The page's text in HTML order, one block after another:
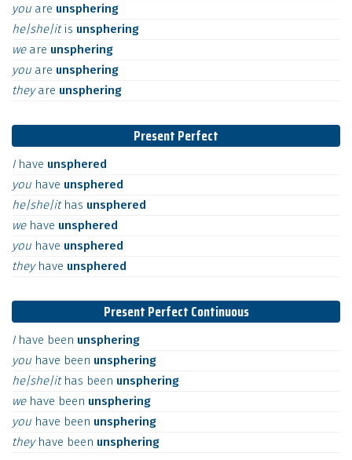
you are unsphering
he|she|itis unsphering
we are unsphering
you are unsphering
theyare unsphering
Present Perfect
I have unsphered
you have unsphered
he|she|it has unsphered
we have unsphered
you have unsphered
they have unsphered
Present Perfect Continuous
I have been unsphering
you have been unsphering
he|she|it has been unsphering
we have been unsphering
you have been unsphering
they have been unsphering